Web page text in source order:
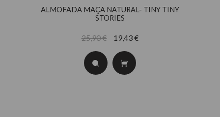
ALMOFADA MAÇA NATURAL- TINY TINY
STORIES
25,90 € 19,43 €